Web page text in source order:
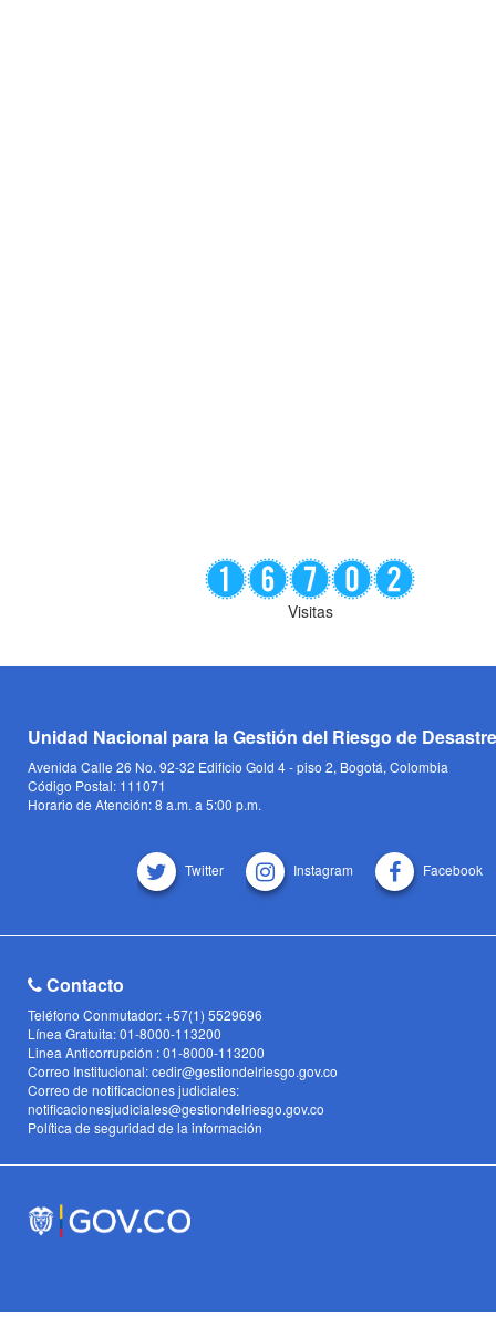
Visitas
Unidad Nacional para la Gestión del Riesgo de
Avenida Calle 26 No. 92-32 Edificio Gold 4 - piso 2, Bogotá, Colombia
Código Postal: 111071
Horario de Atención: 8 a.m. a 5:00 p.m.
Twitter Instagram Facebook
Contacto
Teléfono Conmutador: +57(1) 5529696
Línea Gratuita: 01-8000-113200
Linea Anticorrupción : 01-8000-113200
Correo Institucional: cedir@gestiondelriesgo.gov.co
Correo de notificaciones judiciales:
notificacionesjudiciales@gestiondelriesgo.gov.co
Política de seguridad de la información